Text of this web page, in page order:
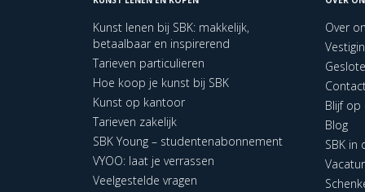
Kunst lenen bij SBK: makkelijk,
betaalbaar en inspirerend
Tarieven particulieren
Hoe koop je kunst bij SBK
Kunst op kantoor
Tarieven zakelijk
SBK Young – studentenabonnement
VYOO: laat je verrassen
Veelgestelde vragen
Over
Blijf op
Blog
SBK in